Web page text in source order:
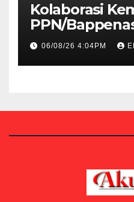
Kolaborasi
PPN/
Kemenbud
Talen Fest 2026
06/08/26 4:04PM